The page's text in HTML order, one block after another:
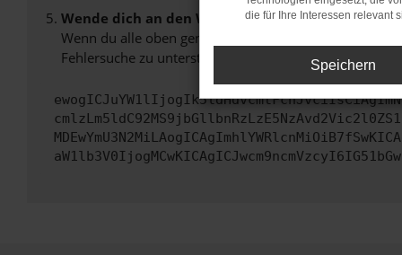
Wende dich an den Webseitenbetreiber.
Wenn du alle oben genannten Schritte versucht hast,
Fehlersuche zu unterstützen:
die für Ihre Interessen relevant
Speichern